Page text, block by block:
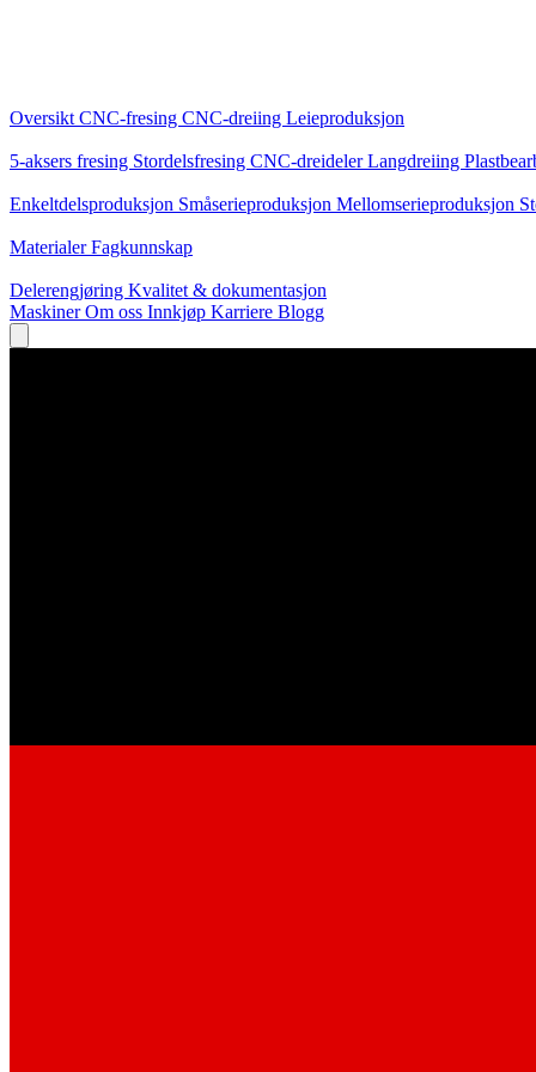
Oversikt CNC-fresing CNC-dreiing Leieproduksjon
5-aksers fresing Stordelsfresing CNC-dreidelerLangdreiing
Enkeltdelsproduksjon Småserieproduksjon Mellomserieproduksjon
MaterialerFagkunnskap
Delerengjøring Kvalitet & dokumentasjon
MaskinerOm oss Innkjøp Karriere Blogg